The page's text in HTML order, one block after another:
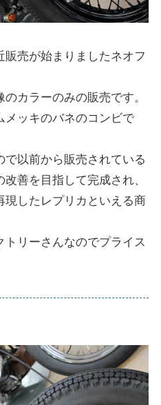
販売が始まりましたネオフ
カラーのみの販売です。
メッキのバネのコンビで
以前から販売されている
善を目指して完成され、
現したレプリカといえる商
トリーさんなのでプライス